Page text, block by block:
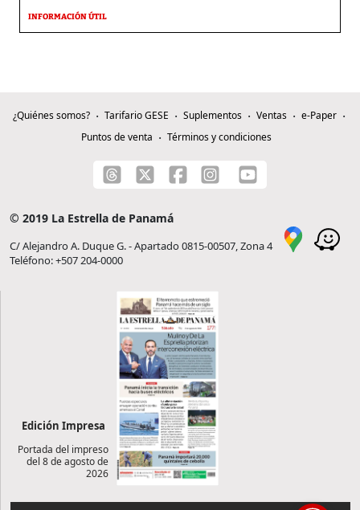
INFORMACIÓN ÚTIL
¿Quiénes somos? Tarifario GESE Suplementos Ventas
e-Paper
Puntos de venta
Términos y condiciones
© 2019 La Estrella de Panamá
C/ Alejandro A. Duque G. - Apartado 0815-00507, Zona 4
Teléfono: +507 204-0000
Edición Impresa
Portada del impreso
del 8 de agosto de
2026